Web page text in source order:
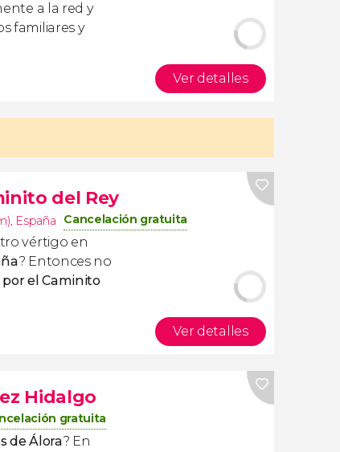
a la red y
familiares y
Ver detalles
del Rey
, España Cancelación gratuita
vértigo en
? Entonces no
el Caminito
Ver detalles
Hidalgo
gratuita
de Álora? En